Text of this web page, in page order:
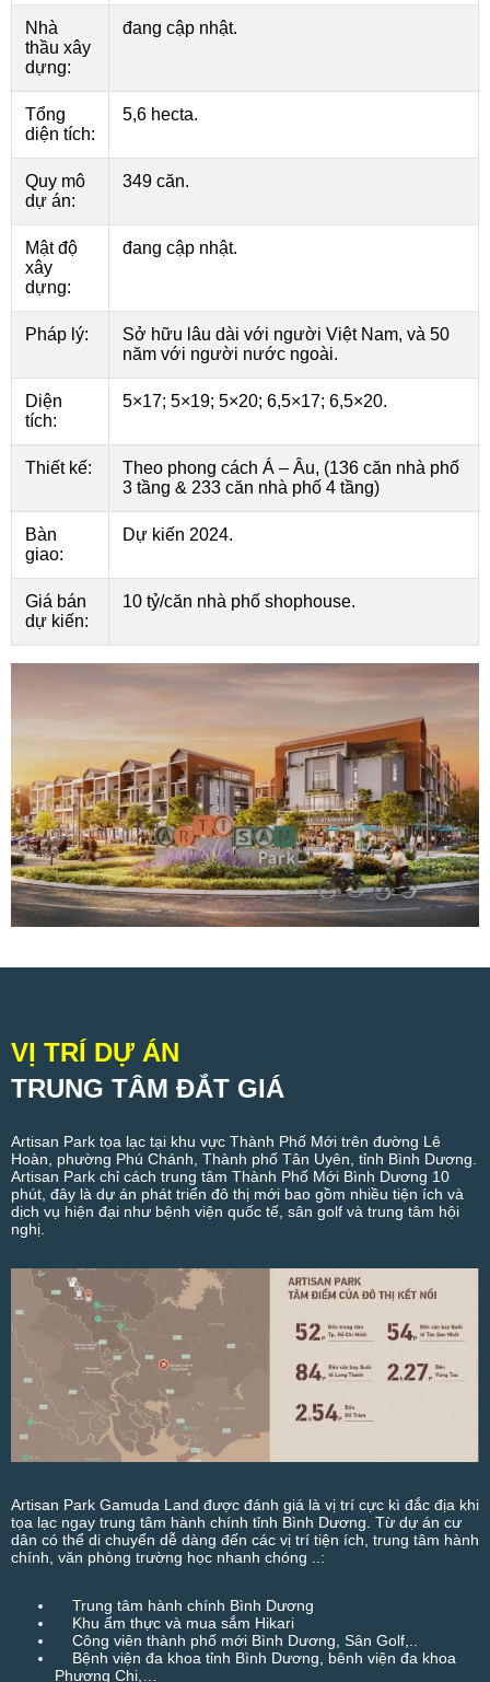
Nhà
thầu xây
dựng:
đang cập nhật.
Tổng
diện tích:
5,6 hecta.
Quy mô
dự án:
349 căn.
Mật độ
xây
dựng:
đang cập nhật.
Pháp lý:
Sở hữu lâu dài với người Việt Nam, và 50
năm với người nước ngoài.
Diện
tích:
5×17; 5×19; 5×20; 6,5×17; 6,5×20.
Thiết kế:
Theo phong cách Á – Âu, (136 căn nhà phố
3 tầng & 233 căn nhà phố 4 tầng)
Bàn
giao:
Dự kiến 2024.
Giá bán
dự kiến:
10 tỷ/căn nhà phố shophouse.
VỊ TRÍ DỰ ÁN
TRUNG TÂM ĐẮT GIÁ
Artisan Park tọa lạc tại khu vực Thành Phố Mới trên đường Lê
Hoàn, phường Phú Chánh, Thành phố Tân Uyên, tỉnh Bình Dương.
Artisan Park chỉ cách trung tâm Thành Phố Mới Bình Dương 10
phút, đây là dự án phát triển đô thị mới bao gồm nhiều tiện ích và
dịch vụ hiện đại như bệnh viện quốc tế, sân golf và trung tâm hội
nghị.
Artisan Park Gamuda Land được đánh giá là vị trí cực kì đắc địa khi
tọa lạc ngay trung tâm hành chính tỉnh Bình Dương. Từ dự án cư
dân có thể di chuyển dễ dàng đến các vị trí tiện ích, trung tâm hành
chính, văn phòng trường học nhanh chóng ..:
Trung tâm hành chính Bình Dương
Khu ẩm thực và mua sắm Hikari
Công viên thành phố mới Bình Dương, Sân Golf,..
Bệnh viện đa khoa tỉnh Bình Dương, bênh viện đa khoa
Phương Chi,…